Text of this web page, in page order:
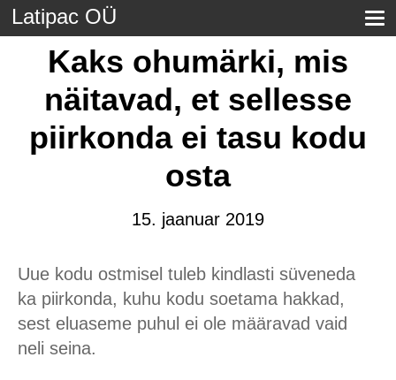
Latipac OÜ
Kaks ohumärki, mis
näitavad, et sellesse
piirkonda ei tasu kodu
osta
15. jaanuar 2019
Uue kodu ostmisel tuleb kindlasti süveneda
ka piirkonda, kuhu kodu soetama hakkad,
sest eluaseme puhul ei ole määravad vaid
neli seina.